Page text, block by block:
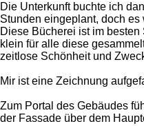
Die Unterkunft buchte ich
Stunden eingeplant, doch
Diese Bücherei ist im
klein für alle diese
zeitlose Schönheit und
Mir ist eine Zeichnung
Zum Portal des Gebäudes
der Fassade über dem